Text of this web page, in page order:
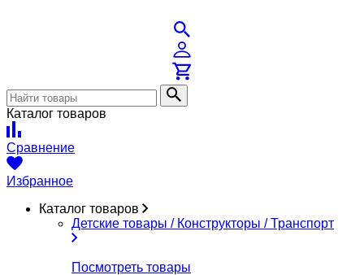
Каталог товаров
Сравнение
Избранное
Каталог товаров
Детские товары / Конструкторы / Транспорт
Посмотреть товары